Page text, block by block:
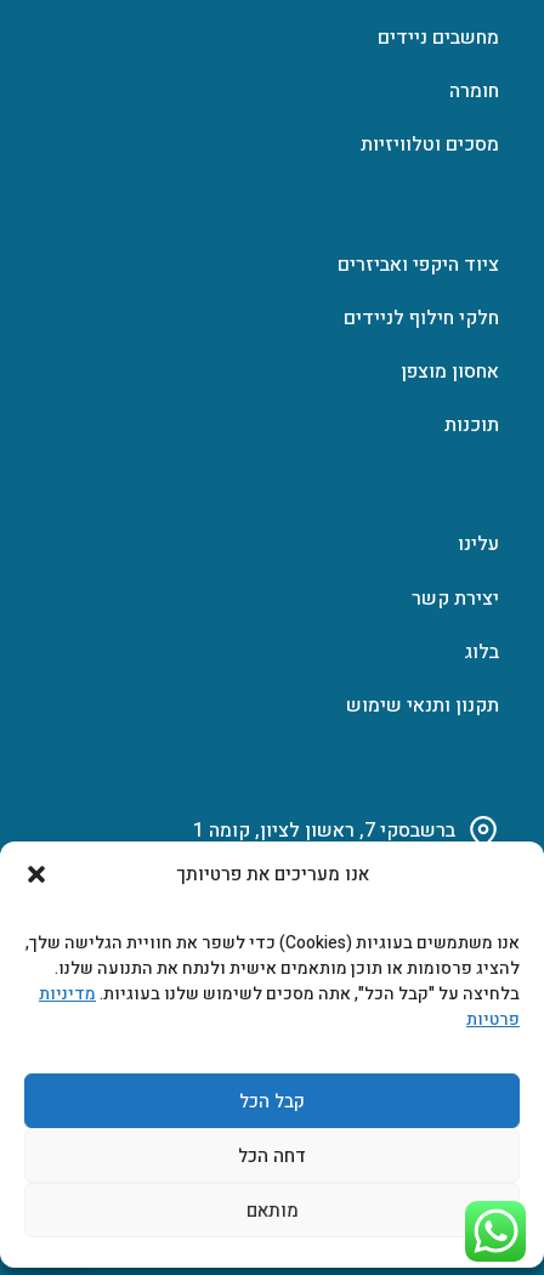
אנו מעריכים את פרטיותך
אנו משתמשים בעוגיות (Cookies) כדי לשפר את חוויית הגלישה שלך,
להציג פרסומות או תוכן מותאמים אישית ולנתח את התנועה שלנו.
בלחיצה על "קבל הכל", אתה מסכים לשימוש שלנו בעוגיות.מדיניות
פרטיות
קבל הכל
דחה הכל
מותאם
מחשבים ניידים
חומרה
מסכים וטלוויזיות
ציוד היקפי ואביזרים
חלקי חילוף לניידים
אחסון מוצפן
תוכנות
עלינו
יצירת קשר
בלוג
תקנון ותנאי שימוש
ברשבסקי 7, ראשון לציון, קומה 1
marketing@b-tech.co.il
2026 © כל הזכויות שמורות ביטק אלקטרוניקה בע"מ